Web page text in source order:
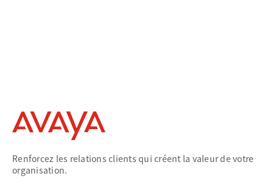
Renforcez les relations clients qui créent la valeur de votre
organisation.